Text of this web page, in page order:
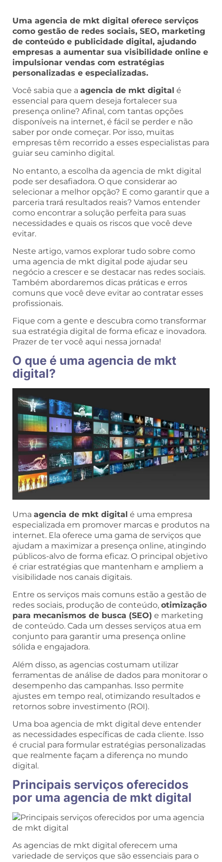
Uma agencia de mkt digital oferece serviços
como gestão de redes sociais, SEO, marketing
de conteúdo e publicidade digital, ajudando
empresas a aumentar sua visibilidade online e
impulsionar vendas com estratégias
personalizadas e especializadas.
Você sabia que a agencia de mkt digital é
essencial para quem deseja fortalecer sua
presença online? Afinal, com tantas opções
disponíveis na internet, é fácil se perder e não
saber por onde começar. Por isso, muitas
empresas têm recorrido a esses especialistas para
guiar seu caminho digital.
No entanto, a escolha da agencia de mkt digital
pode ser desafiadora. O que considerar ao
selecionar a melhor opção? E como garantir que a
parceria trará resultados reais? Vamos entender
como encontrar a solução perfeita para suas
necessidades e quais os riscos que você deve
evitar.
Neste artigo, vamos explorar tudo sobre como
uma agencia de mkt digital pode ajudar seu
negócio a crescer e se destacar nas redes sociais.
Também abordaremos dicas práticas e erros
comuns que você deve evitar ao contratar esses
profissionais.
Fique com a gente e descubra como transformar
sua estratégia digital de forma eficaz e inovadora.
Prazer de ter você aqui nessa jornada!
O que é uma agencia de mkt
digital?
Uma agencia de mkt digital é uma empresa
especializada em promover marcas e produtos na
internet. Ela oferece uma gama de serviços que
ajudam a maximizar a presença online, atingindo
públicos-alvo de forma eficaz. O principal objetivo
é criar estratégias que mantenham e ampliem a
visibilidade nos canais digitais.
Entre os serviços mais comuns estão a gestão de
redes sociais, produção de conteúdo, otimização
para mecanismos de busca (SEO) e marketing
de conteúdo. Cada um desses serviços atua em
conjunto para garantir uma presença online
sólida e engajadora.
Além disso, as agencias costumam utilizar
ferramentas de análise de dados para monitorar o
desempenho das campanhas. Isso permite
ajustes em tempo real, otimizando resultados e
retornos sobre investimento (ROI).
Uma boa agencia de mkt digital deve entender
as necessidades específicas de cada cliente. Isso
é crucial para formular estratégias personalizadas
que realmente façam a diferença no mundo
digital.
Principais serviços oferecidos
por uma agencia de mkt digital
As agencias de mkt digital oferecem uma
variedade de serviços que são essenciais para o